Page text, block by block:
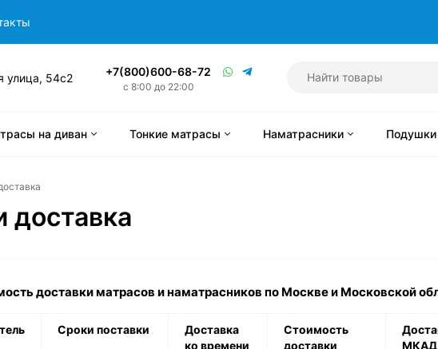
улица, 54с2 +7(800)600-68-72
с 8:00 до 22:00
на диван Тонкие матрасы Наматрасники Подушки
доставка
доставки матрасов и наматрасников по Москве и Московской
Сроки поставки
Доставка
ко времени
Стоимость
доставки
МКАД